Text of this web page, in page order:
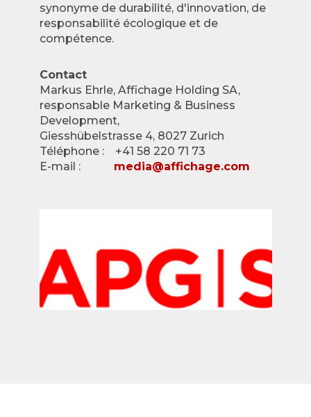
synonyme de durabilité, d'innovation, de
responsabilité écologique et de
compétence.
Contact
Markus Ehrle, Affichage Holding SA,
responsable Marketing & Business
Development,
Giesshübelstrasse 4, 8027 Zurich
Téléphone : +41 58 220 71 73
E-mail : media@affichage.com